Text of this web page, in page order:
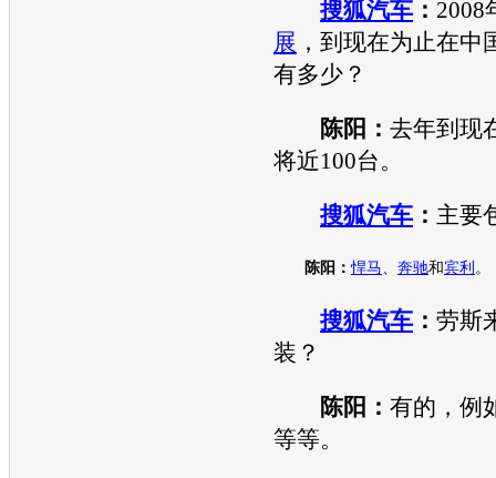
搜狐汽车 ： 2008
展 ，到现在为止在中
有多少？
陈阳： 去年到现
将近100台。
搜狐汽车 ： 主要
陈阳：悍马 奔驰和宾利 。
搜狐汽车 ： 劳斯
装？
陈阳： 有的，例
等等。